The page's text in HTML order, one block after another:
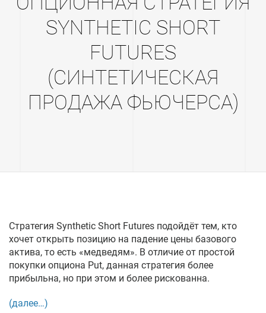
SYNTHETIC SHORT
FUTURES
(СИНТЕТИЧЕСКАЯ
ПРОДАЖА ФЬЮЧЕРСА)
Стратегия Synthetic Short Futures подойдёт тем, кто
хочет открыть позицию на падение цены базового
актива, то есть «медведям». В отличие от простой
покупки опциона Put, данная стратегия более
прибыльна, но при этом и более рискованна.
(далее…)